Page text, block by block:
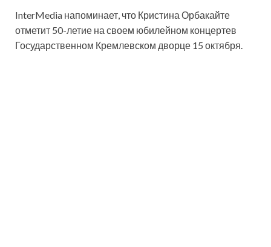
InterMedia напоминает, что Кристина Орбакайте
отметит 50-летие на своем юбилейном концертев
Государственном Кремлевском дворце 15 октября.